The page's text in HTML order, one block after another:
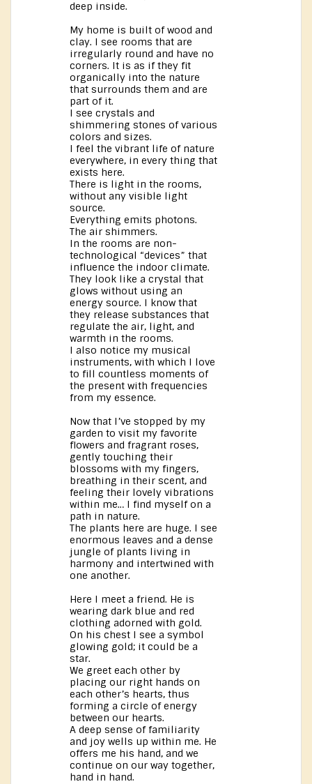
deep inside.
My home is built of wood and
clay. I see rooms that are
irregularly round and have no
corners. It is as if they fit
organically into the nature
that surrounds them and are
part of it.
I see crystals and
shimmering stones of various
colors and sizes.
I feel the vibrant life of nature
everywhere, in every thing that
exists here.
There is light in the rooms,
without any visible light
source.
Everything emits photons.
The air shimmers.
In the rooms are non-
technological “devices” that
influence the indoor climate.
They look like a crystal that
glows without using an
energy source. I know that
they release substances that
regulate the air, light, and
warmth in the rooms.
I also notice my musical
instruments, with which I love
to fill countless moments of
the present with frequencies
from my essence.
Now that I’ve stopped by my
garden to visit my favorite
flowers and fragrant roses,
gently touching their
blossoms with my fingers,
breathing in their scent, and
feeling their lovely vibrations
within me… I find myself on a
path in nature.
The plants here are huge. I see
enormous leaves and a dense
jungle of plants living in
harmony and intertwined with
one another.
Here I meet a friend. He is
wearing dark blue and red
clothing adorned with gold.
On his chest I see a symbol
glowing gold; it could be a
star.
We greet each other by
placing our right hands on
each other’s hearts, thus
forming a circle of energy
between our hearts.
A deep sense of familiarity
and joy wells up within me. He
offers me his hand, and we
continue on our way together,
hand in hand.